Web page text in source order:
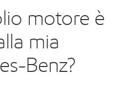
motore è
mia
Benz?